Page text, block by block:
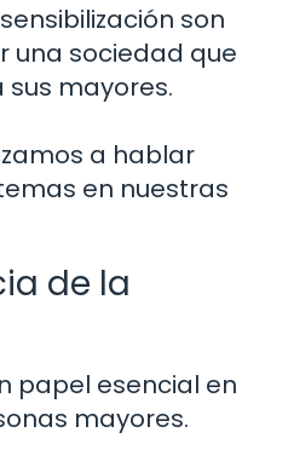
son
una sociedad que
mayores.
a hablar
en nuestras
de la
papel esencial en
mayores.